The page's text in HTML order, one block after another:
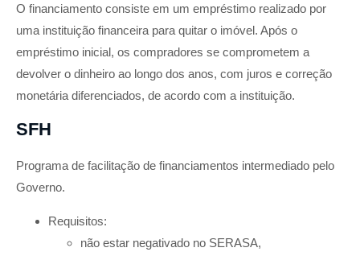
O financiamento consiste em um empréstimo realizado por
uma instituição financeira para quitar o imóvel. Após o
empréstimo inicial, os compradores se comprometem a
devolver o dinheiro ao longo dos anos, com juros e correção
monetária diferenciados, de acordo com a instituição.
SFH
Programa de facilitação de financiamentos intermediado pelo
Governo.
Requisitos:
não estar negativado no SERASA,